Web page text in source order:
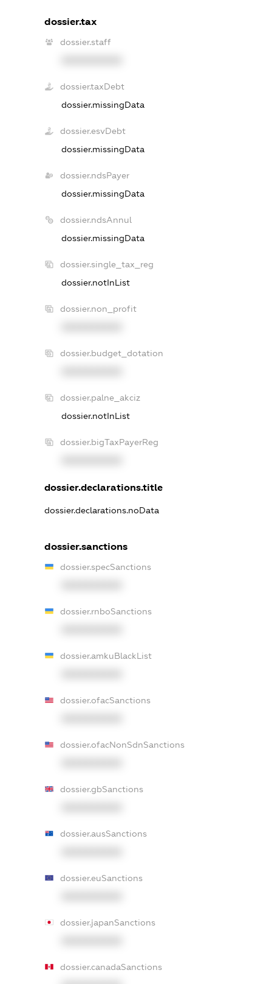
dossier.tax
dossier.staff
dossier.taxDebt
dossier.missingData
dossier.esvDebt
dossier.missingData
dossier.ndsPayer
dossier.missingData
dossier.ndsAnnul
dossier.missingData
dossier.single_tax_reg
dossier.notInList
dossier.non_profit
dossier.budget_dotation
dossier.palne_akciz
dossier.notInList
dossier.bigTaxPayerReg
dossier.declarations.title
dossier.declarations.noData
dossier.sanctions
dossier.specSanctions
dossier.rnboSanctions
dossier.amkuBlackList
dossier.ofacSanctions
dossier.ofacNonSdnSanctions
dossier.gbSanctions
dossier.ausSanctions
dossier.euSanctions
dossier.japanSanctions
dossier.canadaSanctions